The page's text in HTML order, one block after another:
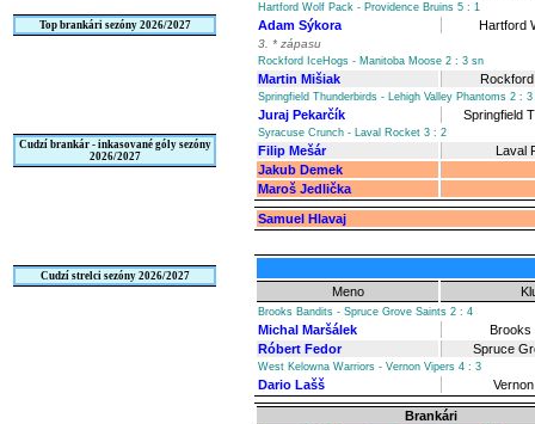
Top brankári sezóny 2026/2027
Cudzí brankár - inkasované góly sezóny
2026/2027
Cudzí strelci sezóny 2026/2027
Hartford Wolf Pack - Providence Bruins 5 : 1
Adam Sýkora Hartford
3. * zápasu
Rockford IceHogs - Manitoba Moose 2 : 3 sn
Martin Mišiak
Springfield Thunderbirds - Lehigh Valley Phantoms 2 : 3
Juraj Pekarčík Springfield
Syracuse Crunch - Laval Rocket 3 : 2
Filip Mešár
Laval
Jakub Demek
Maroš Jedlička
Samuel Hlavaj
Meno
Brooks Bandits - Spruce Grove Saints 2 : 4
Michal Maršálek
Brooks
Róbert Fedor
Spruce
West Kelowna Warriors - Vernon Vipers 4 : 3
Dario Lašš
Brankári